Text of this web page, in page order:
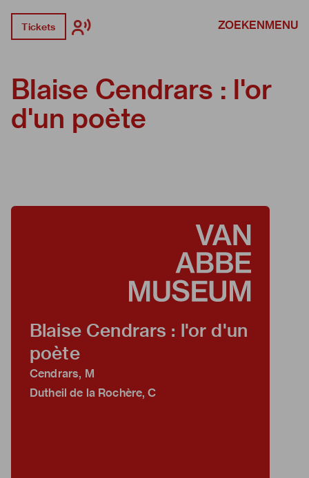
Tickets ZOEKENMENU
Blaise Cendrars : l'or
d'un poète
Blaise Cendrars : l'or d'un
poète
Cendrars, M
Dutheil de la Rochère, C